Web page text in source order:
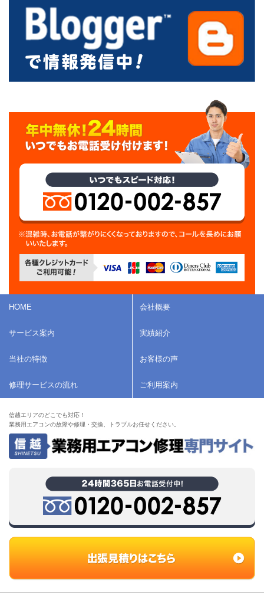
HOME 会社概要
サービス案内 実績紹介
当社の特徴 お客様の声
修理サービスの流れ ご利用案内
信越エリアのどこでも対応！
業務用エアコンの故障や修理・交換、トラブルお任せください。